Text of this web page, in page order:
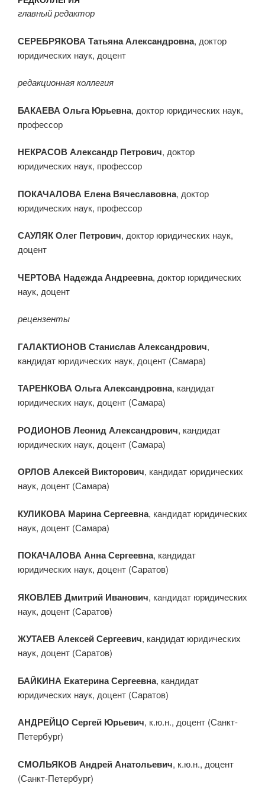
главный редактор
СЕРЕБРЯКОВА Татьяна Александровна, доктор
юридических наук, доцент
редакционная коллегия
БАКАЕВА Ольга Юрьевна, доктор юридических наук,
профессор
НЕКРАСОВ Александр Петрович, доктор
юридических наук, профессор
ПОКАЧАЛОВА Елена Вячеславовна, доктор
юридических наук, профессор
САУЛЯК Олег Петрович, доктор юридических наук,
доцент
ЧЕРТОВА Надежда Андреевна, доктор юридических
наук, доцент
рецензенты
ГАЛАКТИОНОВ Станислав Александрович,
кандидат юридических наук, доцент (Самара)
ТАРЕНКОВА Ольга Александровна, кандидат
юридических наук, доцент (Самара)
РОДИОНОВ Леонид Александрович, кандидат
юридических наук, доцент (Самара)
ОРЛОВ Алексей Викторович, кандидат юридических
наук, доцент (Самара)
КУЛИКОВА Марина Сергеевна, кандидат юридических
наук, доцент (Самара)
ПОКАЧАЛОВА Анна Сергеевна, кандидат
юридических наук, доцент (Саратов)
ЯКОВЛЕВ Дмитрий Иванович, кандидат юридических
наук, доцент (Саратов)
ЖУТАЕВ Алексей Сергеевич, кандидат юридических
наук, доцент (Саратов)
БАЙКИНА Екатерина Сергеевна, кандидат
юридических наук, доцент (Саратов)
АНДРЕЙЦО Сергей Юрьевич, к.ю.н., доцент (Санкт-
Петербург)
СМОЛЬЯКОВ Андрей Анатольевич, к.ю.н., доцент
(Санкт-Петербург)